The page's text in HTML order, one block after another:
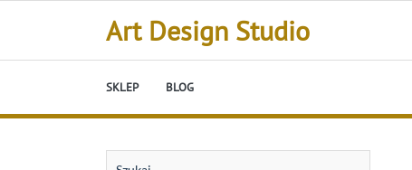
Art Design Studio
SKLEP BLOG